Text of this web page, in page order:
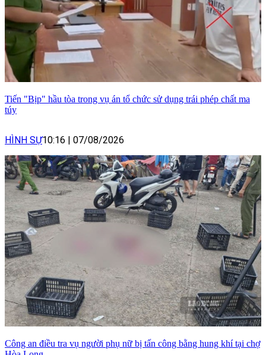
Tiến "Bịp" hầu tòa trong vụ án tổ chức sử dụng trái phép chất ma
túy
HÌNH SỰ10:16 07/08/2026
Công an điều tra vụ người phụ nữ bị tấn công bằng hung khí tại chợ